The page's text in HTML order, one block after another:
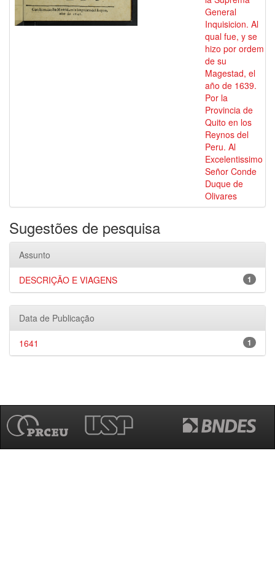
General
Inquisicion. Al
qual fue, y se
hizo por ordem
de su
Magestad, el
año de 1639.
Por la
Provincia de
Quito en los
Reynos del
Peru. Al
Excelentissimo
Señor Conde
Duque de
Olivares
Sugestões de pesquisa
Assunto
1
DESCRIÇÃO E VIAGENS
Data de Publicação
1
1641